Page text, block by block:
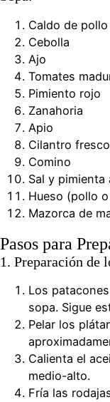
Caldo de
Cebolla
Ajo
Tomates
Pimiento rojo
Zanahoria
Apio
Cilantro fresco
Comino
Sal y pimienta
Hueso (pollo
Mazorca de
Pasos para
1. Preparación de
Los
sopa. Sigue
Pelar los
Calienta el
medio-alto.
Fría las